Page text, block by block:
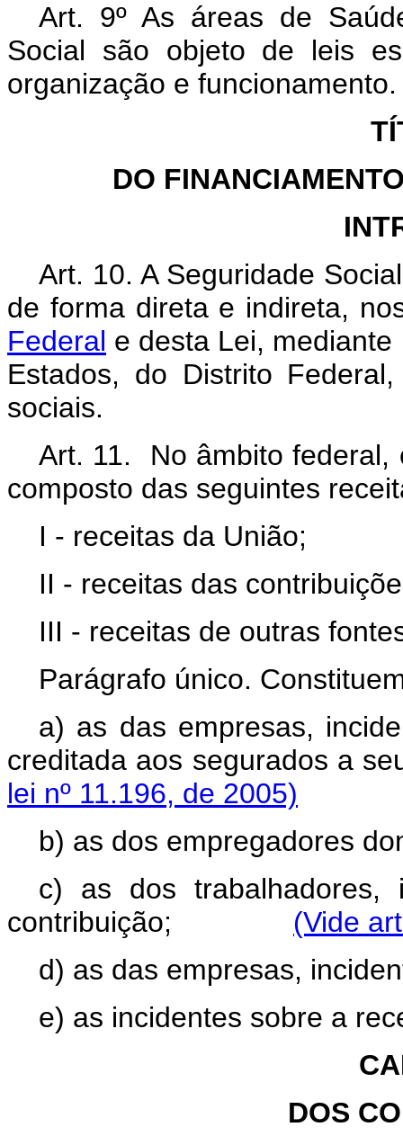
Art. 9º As áreas de
Social são objeto de leis
organização e funcionamento.
DO
Art. 10. A Seguridade
de forma direta e indireta,
Federal e desta Lei,
Estados, do Distrito
sociais.
Art. 11. No âmbito federal,
composto das seguintes
I - receitas da União;
II - receitas das
III - receitas de outras
Parágrafo único.
a) as das empresas,
creditada aos
lei nº 11.196, de 2005)
b) as dos empregadores
c) as dos trabalhadores,
contribuição; (Vide
d) as das empresas,
e) as incidentes sobre a
DOS